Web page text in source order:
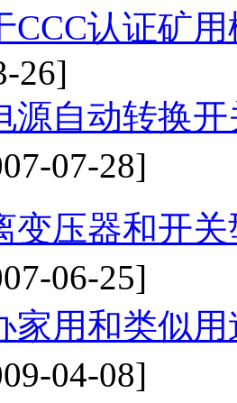
CCC认证矿
26]
源自动转换
07-28]
变压器和开
06-25]
家用和类似
04-08]